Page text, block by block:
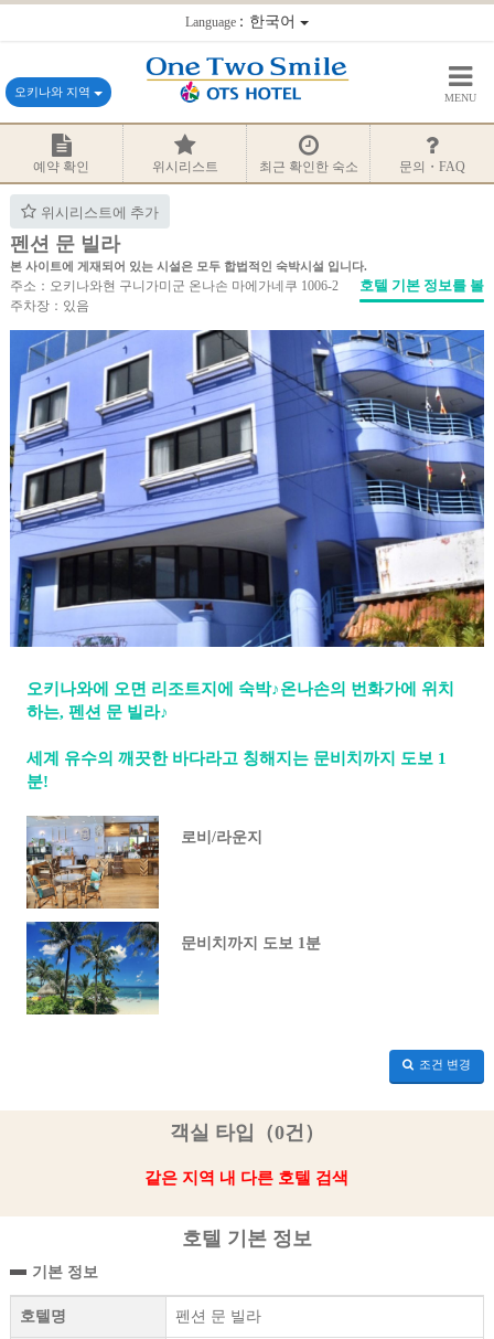
Language：한국어
오키나와 지역 MENU
예약 확인 위시리스트 최근 확인한 숙소 문의・FAQ
위시리스트에 추가
펜션 문 빌라
본 사이트에 게재되어 있는 시설은 모두 합법적인 숙박시설 입니다.
주소：오키나와현 구니가미군 온나손 마에가네쿠 1006-2
주차장：있음
호텔 기본 정보를 볼
오키나와에 오면 리조트지에 숙박♪온나손의 번화가에 위치
하는, 펜션 문 빌라♪
세계 유수의 깨끗한 바다라고 칭해지는 문비치까지 도보 1
분!
로비/라운지
문비치까지 도보 1분
조건 변경
객실 타입（0건）
같은 지역 내 다른 호텔 검색
호텔 기본 정보
기본 정보
호텔명 펜션 문 빌라